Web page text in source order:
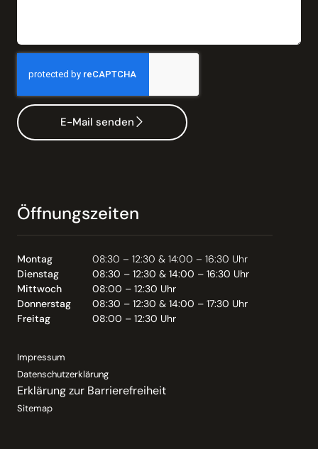
E-Mail senden
Öffnungszeiten
Montag
08:30 – 12:30 & 14:00 – 16:30 Uhr
Dienstag
08:30 – 12:30 & 14:00 – 16:30 Uhr
Mittwoch
08:00 – 12:30 Uhr
Donnerstag
08:30 – 12:30 & 14:00 – 17:30 Uhr
Freitag
08:00 – 12:30 Uhr
Impressum
Datenschutzerklärung
Erklärung zur Barrierefreiheit
Sitemap